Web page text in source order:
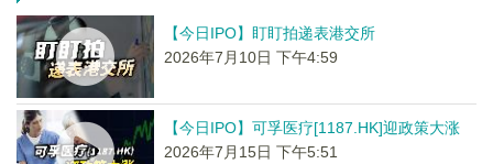
【今日IPO】盯盯拍递表港交所
2026年7月10日 下午4:59
【今日IPO】可孚医疗[1187.HK]迎政策大涨
2026年7月15日 下午5:51